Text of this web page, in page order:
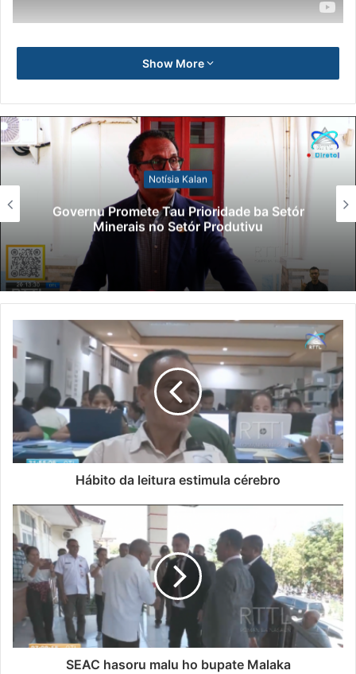
Show More
Notísia Kalan
Governu Promete Tau Prioridade ba Setór
Minerais no Setór Produtivu
Hábito da leitura estimula cérebro
SEAC hasoru malu ho bupate Malaka